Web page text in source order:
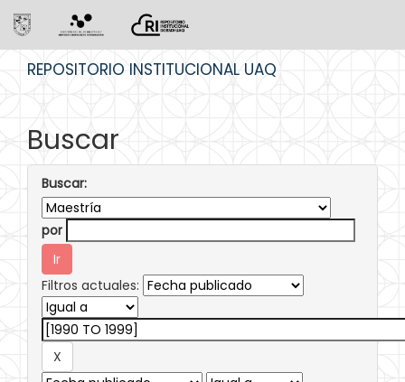
REPOSITORIO INSTITUCIONAL UAQ
Buscar
Buscar:
por
Filtros actuales: